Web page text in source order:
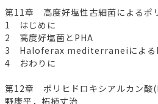
第11章 高度好塩性古細菌によるポ
1 はじめに
2 高度好塩菌とPHA
3 Haloferax mediterraneiによる
4 おわりに
第12章 ポリヒドロキシアルカン
野康平，柘植丈治